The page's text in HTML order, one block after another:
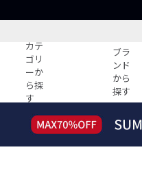
カテ
ゴリ
ーか
ら探
す
ブラ
ンド
から
探す
すべての記事